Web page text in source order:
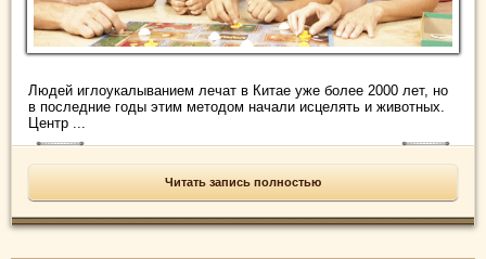
Людей иглоукалыванием лечат в Китае уже более 2000 лет, но
в последние годы этим методом начали исцелять и животных.
Центр ...
Читать запись полностью